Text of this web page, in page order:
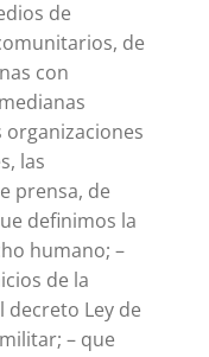
de
de
con
organizaciones
las
prensa, de
definimos la
humano; –
de la
decreto Ley de
– que